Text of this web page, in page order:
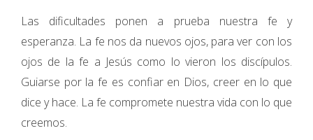
Las dificultades ponen a prueba nuestra fe y
esperanza. La fe nos da nuevos ojos, para ver con los
ojos de la fe a Jesús como lo vieron los discípulos.
Guiarse por la fe es confiar en Dios, creer en lo que
dice y hace. La fe compromete nuestra vida con lo que
creemos.